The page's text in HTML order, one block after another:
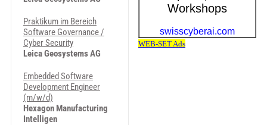
Praktikum im Bereich
Software Governance /
Cyber Security
Leica Geosystems AG
Embedded Software
Development Engineer
(m/w/d)
Hexagon Manufacturing
Intelligen